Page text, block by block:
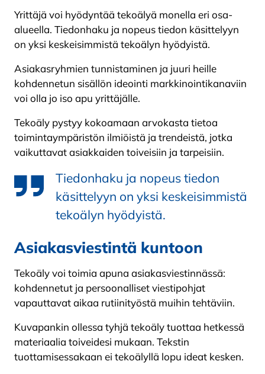
Yrittäjä voi hyödyntää tekoälyä monella eri osa-
alueella. Tiedonhaku ja nopeus tiedon käsittelyyn
on yksi keskeisimmistä tekoälyn hyödyistä.
Asiakasryhmien tunnistaminen ja juuri heille
kohdennetun sisällön ideointi markkinointikanaviin
voi olla jo iso apu yrittäjälle.
Tekoäly pystyy kokoamaan arvokasta tietoa
toimintaympäristön ilmiöistä ja trendeistä, jotka
vaikuttavat asiakkaiden toiveisiin ja tarpeisiin.
Tiedonhaku ja nopeus tiedon
käsittelyyn on yksi keskeisimmistä
tekoälyn hyödyistä.
Asiakasviestintä kuntoon
Tekoäly voi toimia apuna asiakasviestinnässä:
kohdennetut ja persoonalliset viestipohjat
vapauttavat aikaa rutiinityöstä muihin tehtäviin.
Kuvapankin ollessa tyhjä tekoäly tuottaa hetkessä
materiaalia toiveidesi mukaan. Tekstin
tuottamisessakaan ei tekoälyllä lopu ideat kesken.